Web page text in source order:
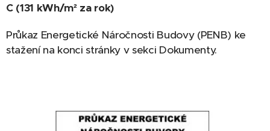
C (131 kWh/m² za rok)
Průkaz Energetické Náročnosti Budovy (PENB) ke
stažení na konci stránky v sekci Dokumenty.